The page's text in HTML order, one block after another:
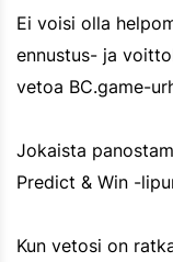
Ei voisi olla
ennustus- ja
vetoa BC.game-
Jokaista
Predict & Win -
Kun vetosi on